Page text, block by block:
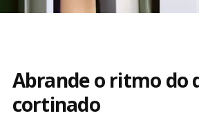
Abrande o ritmo do
cortinado
individual/dupla BRIMNES.